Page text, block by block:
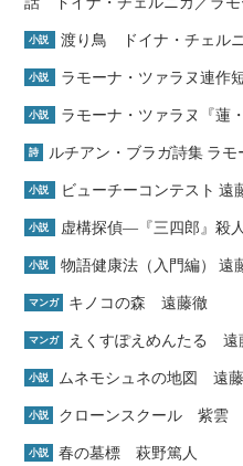
小説 渡り鳥 ドイナ・チェル
小説 ラモーナ・ツァラヌ連作
小説 ラモーナ・ツァラヌ『蓮
詩 ルチアン・ブラガ詩集 ラ
小説 ビューチーコンテスト 遠
小説 虚構探偵―『三四郎』
小説 物語健康法（入門編） 遠
マンガ キノコの森 遠藤徹
マンガ えくすぽえめんたる 遠
小説 ムネモシュネの地図 遠
小説 クローンスクール 紫雲
小説 春の墓標 萩野篤人